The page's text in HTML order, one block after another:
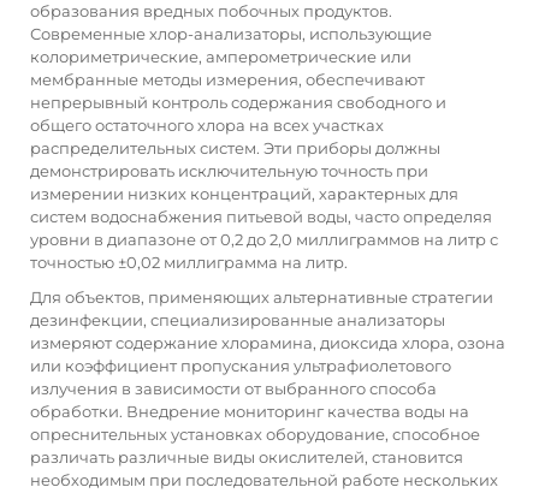
образования вредных побочных продуктов.
Современные хлор-анализаторы, использующие
колориметрические, амперометрические или
мембранные методы измерения, обеспечивают
непрерывный контроль содержания свободного и
общего остаточного хлора на всех участках
распределительных систем. Эти приборы должны
демонстрировать исключительную точность при
измерении низких концентраций, характерных для
систем водоснабжения питьевой воды, часто определяя
уровни в диапазоне от 0,2 до 2,0 миллиграммов на литр с
точностью ±0,02 миллиграмма на литр.
Для объектов, применяющих альтернативные стратегии
дезинфекции, специализированные анализаторы
измеряют содержание хлорамина, диоксида хлора, озона
или коэффициент пропускания ультрафиолетового
излучения в зависимости от выбранного способа
обработки. Внедрение мониторинг качества воды на
опреснительных установках оборудование, способное
различать различные виды окислителей, становится
необходимым при последовательной работе нескольких